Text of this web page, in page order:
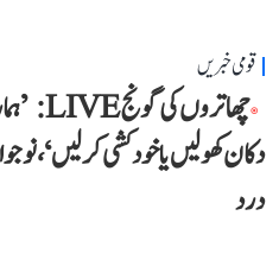
قومی خبریں
دکان کھولیں یا خودکشی کر لیں‘،
درد